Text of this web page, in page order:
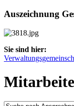
Auszeichnung
Sie sind hier: